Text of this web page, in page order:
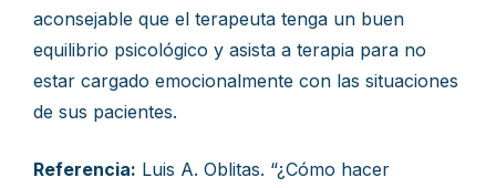
aconsejable que el terapeuta tenga un buen
equilibrio psicológico y asista a terapia para no
estar cargado emocionalmente con las situaciones
de sus pacientes.
Referencia: Luis A. Oblitas. “¿Cómo hacer